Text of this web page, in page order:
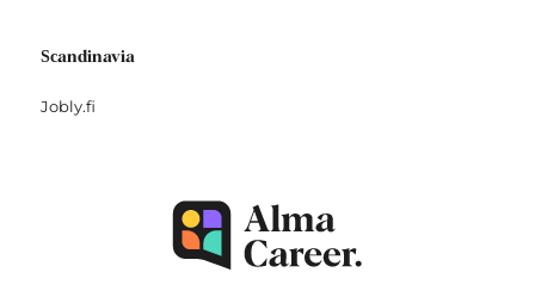
Scandinavia
Jobly.fi